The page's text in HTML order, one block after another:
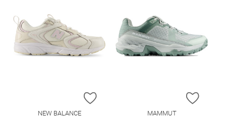
ZUR WUNSCHLISTE HINZUFÜGEN
NEW BALANCE
ZUR
MAMMUT